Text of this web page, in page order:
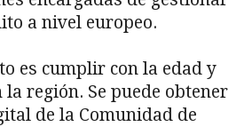
a nivel europeo.
es cumplir con la edad y
la región. Se puede obtener
de la Comunidad de